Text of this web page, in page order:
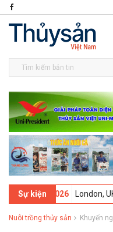
Sự kiện
02-2026 London, UK - Hội
Nuôi trồng thủy sản Khuyến